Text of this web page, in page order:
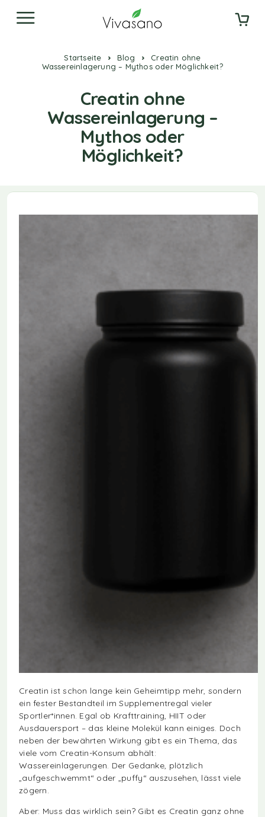
Startseite Blog
Creatin ohne
Wassereinlagerung – Mythos oder Möglichkeit?
Creatin ohne
Wassereinlagerung –
Mythos oder
Möglichkeit?
Creatin ist schon lange kein Geheimtipp mehr, sondern
ein fester Bestandteil im Supplementregal vieler
Sportler*innen. Egal ob Krafttraining, HIIT oder
Ausdauersport – das kleine Molekül kann einiges. Doch
neben der bewährten Wirkung gibt es ein Thema, das
viele vom Creatin-Konsum abhält:
Wassereinlagerungen. Der Gedanke, plötzlich
„aufgeschwemmt“ oder „puffy“ auszusehen, lässt viele
zögern.
Aber: Muss das wirklich sein? Gibt es Creatin ganz ohne